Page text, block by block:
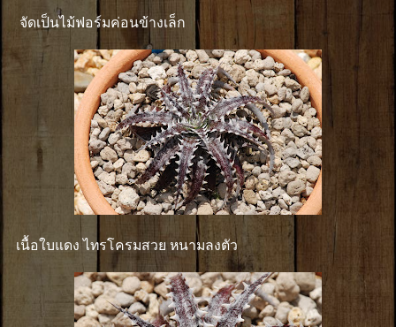
จัดเป็นไม้ฟอร์มค่อนข้างเล็ก
เนื้อใบแดง ไทรโครมสวย หนามลงตัว